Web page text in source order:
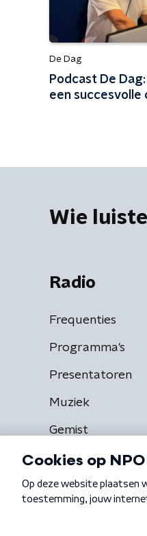
De Dag
Podcast De
een succesvolle
Wie
Radio
Frequenties
Programma's
Presentatoren
Muziek
Gemist
Algemene